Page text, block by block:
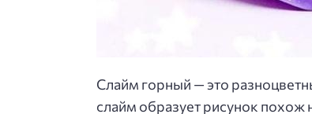
Слайм горный — это
слайм образует рисунок похож